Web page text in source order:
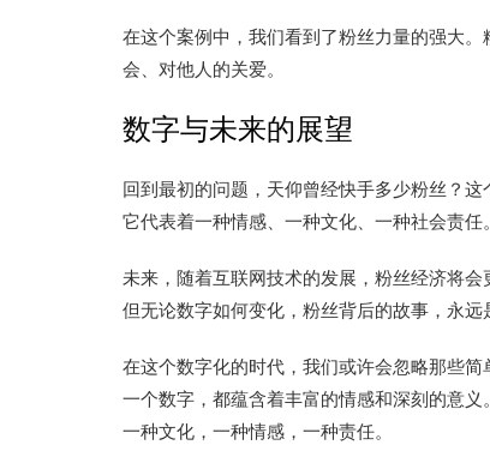
在这个案例中，我们看到了粉丝力量的强大
会、对他人的关爱。
数字与未来的展望
回到最初的问题，天仰曾经快手多少粉丝？
它代表着一种情感、一种文化、一种社会责任。
未来，随着互联网技术的发展，粉丝经济将
但无论数字如何变化，粉丝背后的故事，永远
在这个数字化的时代，我们或许会忽略那些
一个数字，都蕴含着丰富的情感和深刻的意
一种文化，一种情感，一种责任。